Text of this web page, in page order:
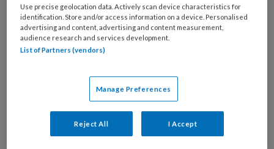
In gesprek met
Freek Gilissen ‘Het
zorgen zit me in de
Donkere wolken pakken zich samen boven mijn
hoofd en de regen stroomt overvloedig. De
Use precise geolocation data. Actively scan device characteristics for
identification. Store and/or access information on a device. Personalised
advertising and content, advertising and content measurement,
audience research and services development.
List of Partners (vendors)
Manage Preferences
Reject All I Accept